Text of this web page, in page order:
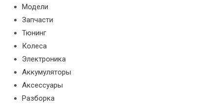
Модели
Запчасти
Тюнинг
Колеса
Электроника
Аккумуляторы
Аксессуары
Разборка